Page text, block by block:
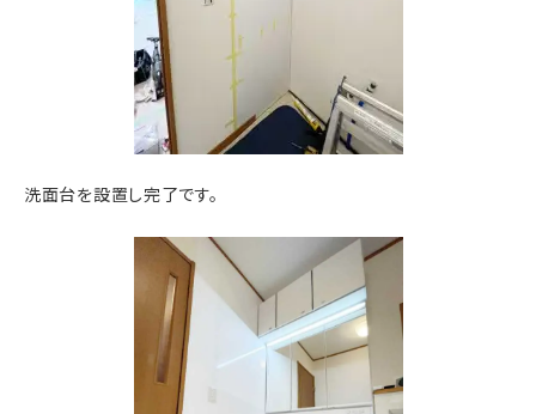
洗面台を設置し完了です。